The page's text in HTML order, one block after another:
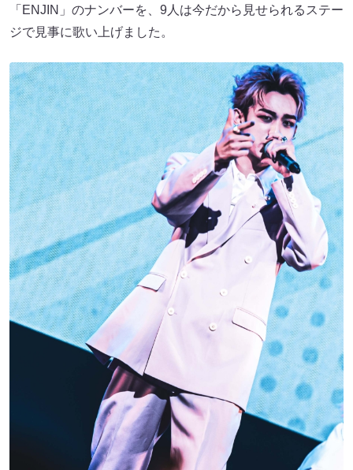
「ENJIN」のナンバーを、9人は今だから見せられるステー
ジで見事に歌い上げました。